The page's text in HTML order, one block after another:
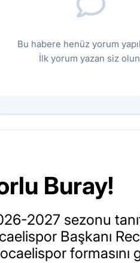
Bu habere henüz yorum
İlk yorum yazan siz
Buray!
2027 sezonu
Başkanı
formasını